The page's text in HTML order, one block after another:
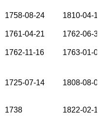
1758-08-24 1810-04-
1761-04-21 1762-06-
1762-11-16 1763-01-
1725-07-14 1808-08-
1738 1822-02-